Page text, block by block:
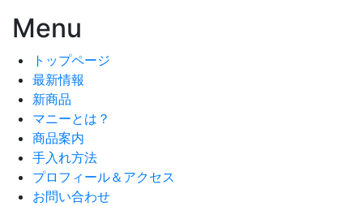
Menu
トップページ
最新情報
新商品
マニーとは？
商品案内
手入れ方法
プロフィール＆アクセス
お問い合わせ